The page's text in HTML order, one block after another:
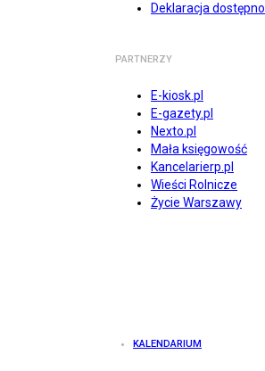
Deklaracja
PARTNERZY
E-kiosk.pl
E-gazety.pl
Nexto.pl
Mała księgowość
Kancelarierp.pl
Wieści Rolnicze
Życie Warszawy
KALENDARIUM